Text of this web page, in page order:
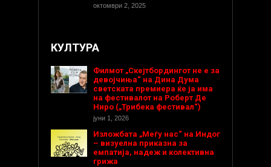
октомври 2, 2025
КУЛТУРА
Филмот „Скејтбордингот не е за
девојчиња“ на Дина Дума
светската премиера ќе ја има
на фестивалот на Роберт Де
Ниро („Трибека фестивал“)
јуни 1, 2026
Изложбата „Меѓу нас“ на Индог
– визуелна приказна за
емпатија, надеж и колективна
грижа